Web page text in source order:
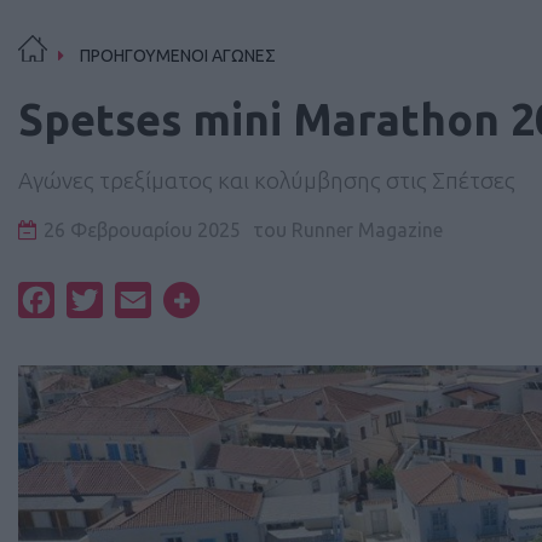
ΠΡΟΗΓΟΥΜΕΝΟΙ ΑΓΩΝΕΣ
Spetses mini Marathon
Αγώνες τρεξίματος και κολύμβησης στις Σπέτσες
26 Φεβρουαρίου 2025 του Runner Magazine
FacebookTwitterEmail